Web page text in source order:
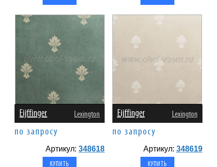
Eijffinger Lexington
по запросу
Артикул:348618
Eijffinger Lexington
по запросу
Артикул: 348619